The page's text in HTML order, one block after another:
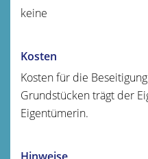
keine
Kosten
Kosten für die
Grundstücken trägt der
Eigentümerin.